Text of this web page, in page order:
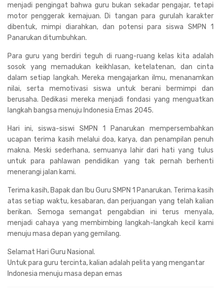
menjadi pengingat bahwa guru bukan sekadar pengajar, tetapi
motor penggerak kemajuan. Di tangan para gurulah karakter
dibentuk, mimpi diarahkan, dan potensi para siswa SMPN 1
Panarukan ditumbuhkan.
Para guru yang berdiri teguh di ruang-ruang kelas kita adalah
sosok yang memadukan keikhlasan, ketelatenan, dan cinta
dalam setiap langkah. Mereka mengajarkan ilmu, menanamkan
nilai, serta memotivasi siswa untuk berani bermimpi dan
berusaha. Dedikasi mereka menjadi fondasi yang menguatkan
langkah bangsa menuju Indonesia Emas 2045.
Hari ini, siswa-siswi SMPN 1 Panarukan mempersembahkan
ucapan terima kasih melalui doa, karya, dan penampilan penuh
makna. Meski sederhana, semuanya lahir dari hati yang tulus
untuk para pahlawan pendidikan yang tak pernah berhenti
menerangi jalan kami.
Terima kasih, Bapak dan Ibu Guru SMPN 1 Panarukan. Terima kasih
atas setiap waktu, kesabaran, dan perjuangan yang telah kalian
berikan. Semoga semangat pengabdian ini terus menyala,
menjadi cahaya yang membimbing langkah-langkah kecil kami
menuju masa depan yang gemilang.
Selamat Hari Guru Nasional.
Untuk para guru tercinta, kalian adalah pelita yang mengantar
Indonesia menuju masa depan emas